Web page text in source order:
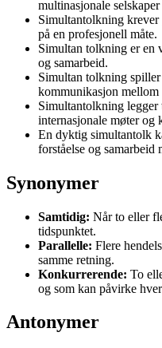
multinasjonale
Simultantolkning
på en profesjonell måte.
Simultan tolkning er en
og samarbeid.
Simultan tolkning
kommunikasjon
Simultantolkning
internasjonale møter og
En dyktig simultantolk
forståelse og samarbeid
Synonymer
Samtidig: Når to eller
tidspunktet.
Parallelle: Flere
samme retning.
Konkurrerende: To
og som kan påvirke
Antonymer